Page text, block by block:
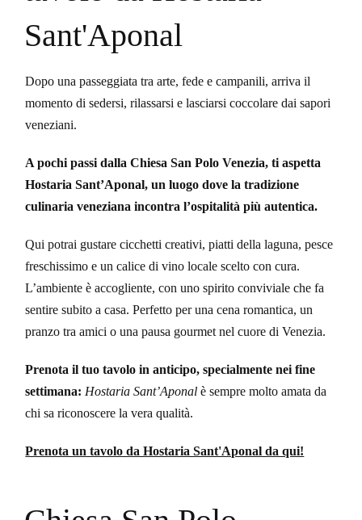
Sant'Aponal
Dopo una passeggiata tra arte, fede e campanili, arriva il
momento di sedersi, rilassarsi e lasciarsi coccolare dai sapori
veneziani.
A pochi passi dalla Chiesa San Polo Venezia, ti aspetta
Hostaria Sant’Aponal, un luogo dove la tradizione
culinaria veneziana incontra l’ospitalità più autentica.
Qui potrai gustare cicchetti creativi, piatti della laguna, pesce
freschissimo e un calice di vino locale scelto con cura.
L’ambiente è accogliente, con uno spirito conviviale che fa
sentire subito a casa. Perfetto per una cena romantica, un
pranzo tra amici o una pausa gourmet nel cuore di Venezia.
Prenota il tuo tavolo in anticipo, specialmente nei fine
settimana: Hostaria Sant’Aponal è sempre molto amata da
chi sa riconoscere la vera qualità.
Prenota un tavolo da Hostaria Sant'Aponal da qui!